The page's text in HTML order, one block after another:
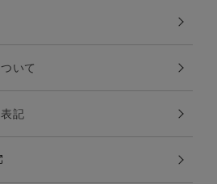
いて
記